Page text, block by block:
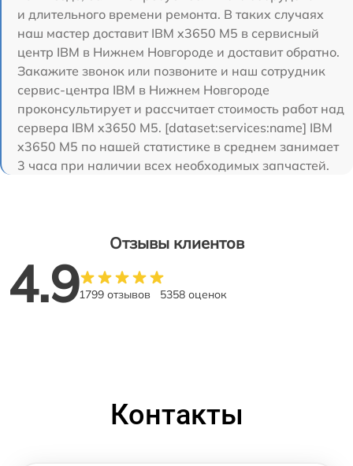
и длительного времени ремонта. В таких случаях
наш мастер доставит IBM x3650 M5 в сервисный
центр IBM в Нижнем Новгороде и доставит обратно.
Закажите звонок или позвоните и наш сотрудник
сервис-центра IBM в Нижнем Новгороде
проконсультирует и рассчитает стоимость работ над
сервера IBM x3650 M5. [dataset:services:name] IBM
x3650 M5 по нашей статистике в среднем занимает
3 часа при наличии всех необходимых запчастей.
Отзывы клиентов
4.91799 отзывов 5358 оценок
Контакты